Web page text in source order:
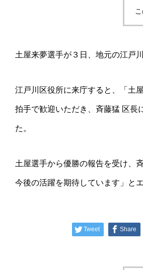
土屋来夢選手が３日、地元の江戸
江戸川区役所に来庁すると、「土
拍手で歓迎いただき、斉藤猛 区長
た。
土屋選手から優勝の報告を受け、
今後の活躍を期待しています」と
Tweet Share